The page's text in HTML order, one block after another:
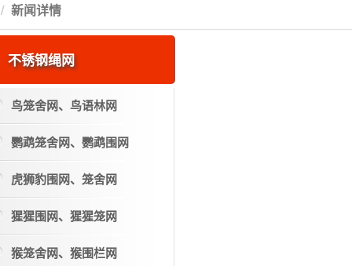
新闻详情
不锈钢绳网
鸟笼舍网、鸟语林网
鹦鹉笼舍网、鹦鹉围网
虎狮豹围网、笼舍网
猩猩围网、猩猩笼网
猴笼舍网、猴围栏网